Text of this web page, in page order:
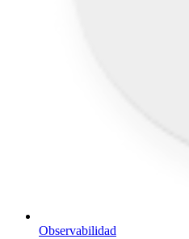
Observabilidad